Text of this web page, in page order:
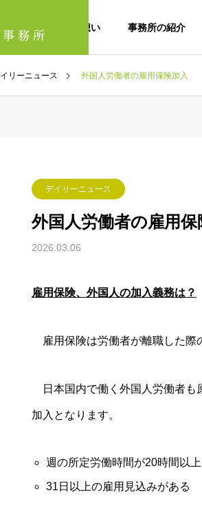
私たちの想い 事務所の紹介
リーニュース 外国人労働者の雇用保険加入
デイリーニュース
外国人労働者の雇用保
2026.03.06
雇用保険、外国人の加入義務は？
雇用保険は労働者が離職した際
日本国内で働く外国人労働者も
加入となります。
週の所定労働時間が20時間以
31日以上の雇用見込みがある